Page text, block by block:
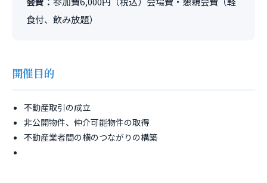
食付、飲み放題）
開催目的
不動産取引の成立
非公開物件、仲介可能物件の取得
不動産業者間の横のつながりの構築